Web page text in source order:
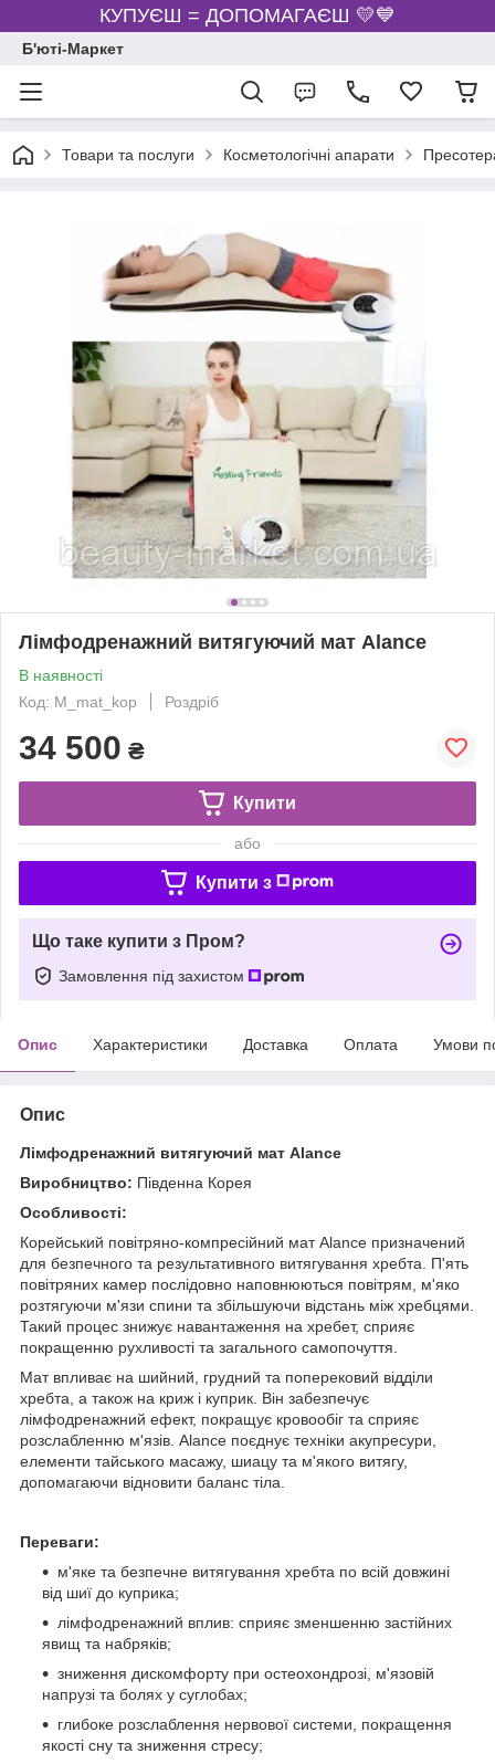
КУПУЄШ = ДОПОМАГАЄШ 💛💙
Б'юті-Маркет
Товари та послуги Косметологічні апарати
Лімфодренажний витягуючий мат Alance
В наявності
Код: M_mat_kop
Роздріб
34 500 ₴
Купити
або
Купити з
Що таке купити з Пром?
Замовлення під захистом
Опис Характеристики Доставка Оплата Умови
Опис
Лімфодренажний витягуючий мат Alance
Виробництво: Південна Корея
Особливості:
Корейський повітряно-компресійний мат Alance призначений
для безпечного та результативного витягування хребта. П'ять
повітряних камер послідовно наповнюються повітрям, м'яко
розтягуючи м'язи спини та збільшуючи відстань між хребцями.
Такий процес знижує навантаження на хребет, сприяє
покращенню рухливості та загального самопочуття.
Мат впливає на шийний, грудний та поперековий відділи
хребта, а також на криж і куприк. Він забезпечує
лімфодренажний ефект, покращує кровообіг та сприяє
розслабленню м'язів. Alance поєднує техніки акупресури,
елементи тайського масажу, шиацу та м'якого витягу,
допомагаючи відновити баланс тіла.
Переваги:
м'яке та безпечне витягування хребта по всій довжині
від шиї до куприка;
лімфодренажний вплив: сприяє зменшенню застійних
явищ та набряків;
зниження дискомфорту при остеохондрозі, м'язовій
напрузі та болях у суглобах;
глибоке розслаблення нервової системи, покращення
якості сну та зниження стресу;